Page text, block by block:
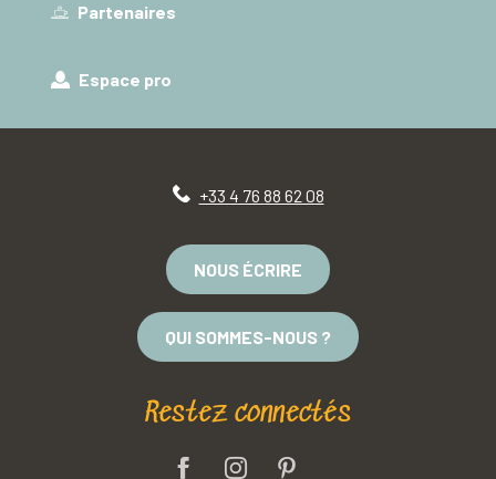
Partenaires
Espace pro
+33 4 76 88 62 08
NOUS ÉCRIRE
QUI SOMMES-NOUS ?
Restez connectés